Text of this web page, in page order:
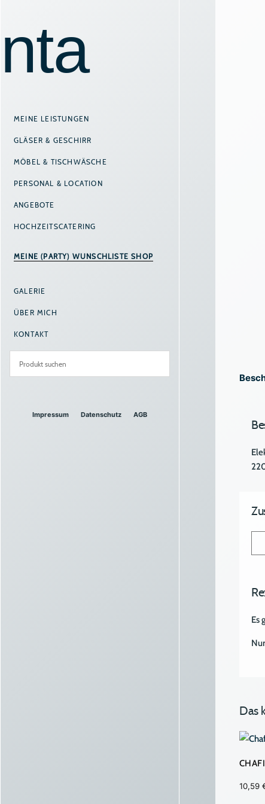
MEINE LEISTUNGEN
GLÄSER & GESCHIRR
MÖBEL & TISCHWÄSCHE
PERSONAL & LOCATION
ANGEBOTE
HOCHZEITSCATERING
MEINE (PARTY) WUNSCHLISTE SHOP
GALERIE
ÜBER MICH
KONTAKT
Impressum Datenschutz AGB
Es
Das
10,59